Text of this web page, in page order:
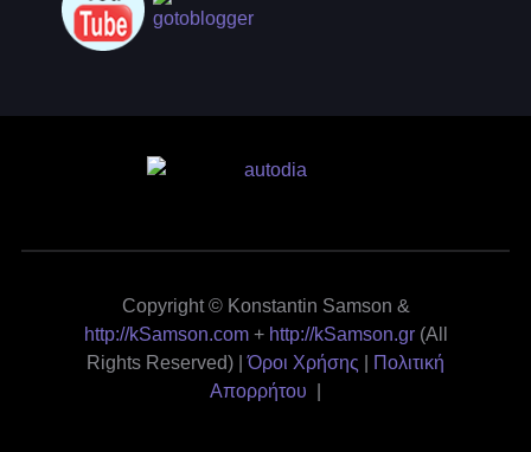
Copyright © Konstantin Samson &
http://kSamson.com+ http://kSamson.gr(All
Rights Reserved) |Όροι Χρήσης
Πολιτική
Απορρήτου